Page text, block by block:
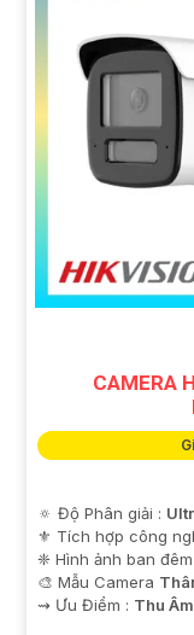
CAMERA
🔅 Độ Phân giải :
⚜️ Tích hợp công
❈ Hình ảnh ban đêm
🎨 Mẫu Camera
️⇝ Ưu Điểm : Thu